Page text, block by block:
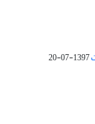
1397-07-20